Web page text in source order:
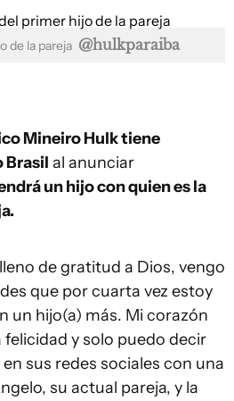
de la pareja @hulkparaiba
Mineiro Hulk tiene
Brasil al anunciar
un hijo con quien es la
de gratitud a Dios, vengo
que por cuarta vez estoy
un hijo(a) más. Mi corazón
y solo puedo decir
sus redes sociales con una
su actual pareja, y la